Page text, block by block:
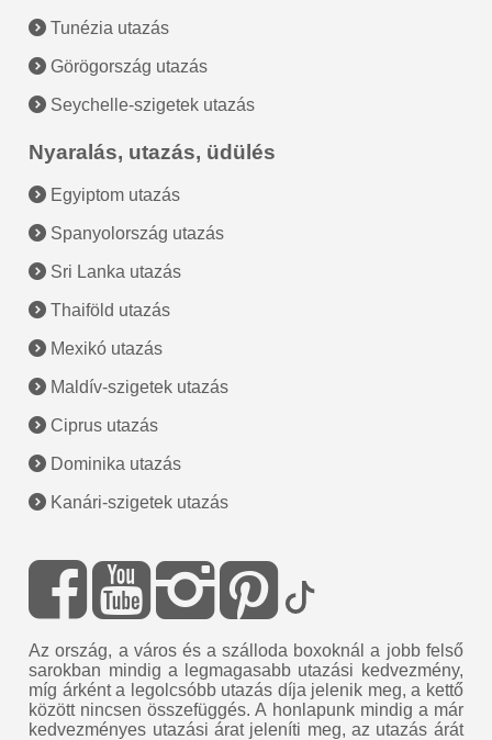
Tunézia utazás
Görögország utazás
Seychelle-szigetek utazás
Nyaralás, utazás, üdülés
Egyiptom utazás
Spanyolország utazás
Sri Lanka utazás
Thaiföld utazás
Mexikó utazás
Maldív-szigetek utazás
Ciprus utazás
Dominika utazás
Kanári-szigetek utazás
Az ország, a város és a szálloda boxoknál a jobb felső
sarokban mindig a legmagasabb utazási kedvezmény,
míg árként a legolcsóbb utazás díja jelenik meg, a kettő
között nincsen összefüggés. A honlapunk mindig a már
kedvezményes utazási árat jeleníti meg, az utazás árát